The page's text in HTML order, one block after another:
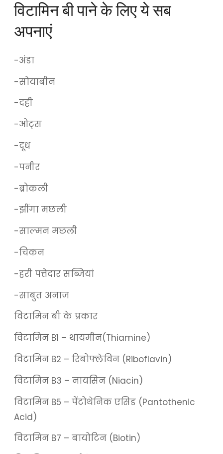
विटामिन बी पाने के लिए ये सब
अपनाएं
-अंडा
-सोयाबीन
-दही
-ओट्स
-दूध
-पनीर
-ब्रोकली
-झींगा मछली
-साल्मन मछली
-चिकन
-हरी पत्तेदार सब्जियां
-साबुत अनाज
विटामिन बी के प्रकार
विटामिन B1 – थायमीन(Thiamine)
विटामिन B2 – रिबोफ्लेविन (Riboflavin)
विटामिन B3 – नायसिन (Niacin)
विटामिन B5 – पेंटोथेनिक एसिड (Pantothenic
Acid)
विटामिन B7 – बायोटिन (Biotin)